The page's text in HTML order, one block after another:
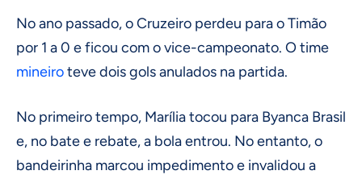
No ano passado, o Cruzeiro perdeu para o Timão
por 1 a 0 e ficou com o vice-campeonato. O time
mineiroteve dois gols anulados na partida.
No primeiro tempo, Marília tocou para Byanca Brasil
e, no bate e rebate, a bola entrou. No entanto, o
bandeirinha marcou impedimento e invalidou a